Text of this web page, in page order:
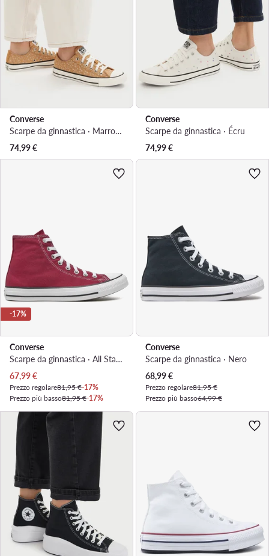
Converse
Scarpe da ginnastica · Marrone
74,99€
Converse
Scarpe da ginnastica · Écru
74,99€
-17%
Converse
Scarpe da ginnastica · All Star · Bordeaux
Prezzo attuale
67,99€
Prezzo regolare81,95 €-17%
Prezzo più basso81,95 €-17%
Converse
Scarpe da ginnastica · Nero
Prezzo attuale
68,99€
Prezzo regolare81,95 €
Prezzo più basso64,99 €